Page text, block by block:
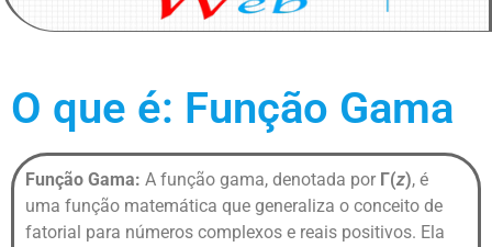
O que é: Função Gama
Função Gama: A função gama, denotada por Γ(z), é
uma função matemática que generaliza o conceito de
fatorial para números complexos e reais positivos. Ela